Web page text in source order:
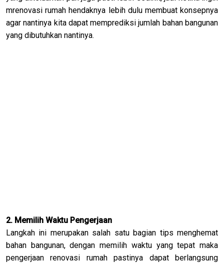
mrenovasi rumah hendaknya lebih dulu membuat konsepnya
agar nantinya kita dapat memprediksi jumlah bahan bangunan
yang dibutuhkan nantinya.
2. Memilih Waktu Pengerjaan
Langkah ini merupakan salah satu bagian tips menghemat
bahan bangunan, dengan memilih waktu yang tepat maka
pengerjaan renovasi rumah pastinya dapat berlangsung